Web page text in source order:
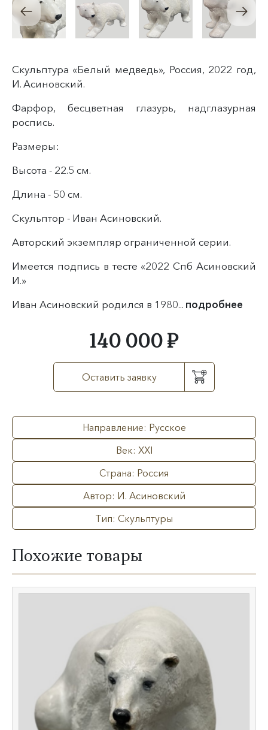
Скульптура «Белый медведь», Россия, 2022 год,
И. Асиновский.
Фарфор, бесцветная глазурь, надглазурная
роспись.
Размеры:
Высота - 22.5 см.
Длина - 50 см.
Скульптор - Иван Асиновский.
Авторский экземпляр ограниченной серии.
Имеется подпись в тесте «2022 Спб Асиновский
И.»
Иван Асиновский родился в 1980... подробнее
140 000 ₽
Оставить заявку
Направление: Русское
Век: XXI
Страна: Россия
Автор: И. Асиновский
Тип: Скульптуры
Похожие товары